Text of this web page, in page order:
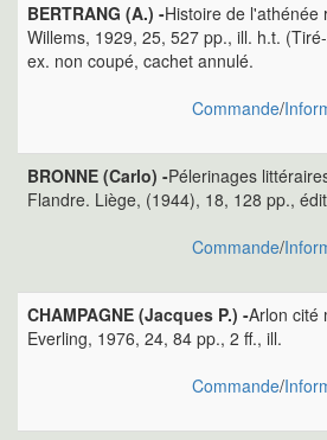
BERTRANG (A.) -Histoire de l'athénée
Willems, 1929, 25, 527 pp., ill. h.t.
ex. non coupé, cachet annulé.
Commande/
BRONNE (Carlo) -Pélerinages
Flandre. Liège, (1944), 18, 128 pp.,
Commande/
CHAMPAGNE (Jacques P.) -Arlon cité
Everling, 1976, 24, 84 pp., 2 ff., ill.
Commande/